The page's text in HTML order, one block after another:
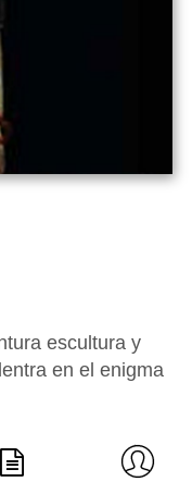
escultura y
en el enigma